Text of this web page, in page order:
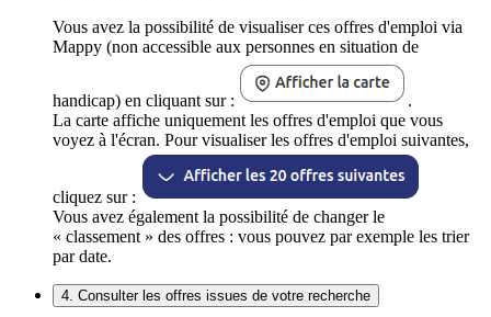
Vous avez la possibilité de visualiser ces offres d'emploi via
Mappy (non accessible aux personnes en situation de
handicap) en cliquant sur :
.
La carte affiche uniquement les offres d'emploi que vous
voyez à l'écran. Pour visualiser les offres d'emploi suivantes,
cliquez sur :
Vous avez également la possibilité de changer le
« classement » des offres : vous pouvez par exemple les trier
par date.
4. Consulter les offres issues de votre recherche